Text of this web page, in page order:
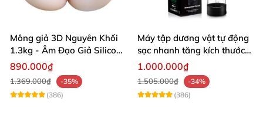
Mông giả 3D Nguyên Khối
1.3kg - Âm Đạo Giả Silicon
Siêu Mềm 2 Lỗ Nằm Ngửa
890.000₫
1.369.000₫
-35%
(386)
Máy tập dương vật tự động
sạc nhanh tăng kích thước
hiệu quả
1.000.000₫
1.505.000₫
-34%
(386)